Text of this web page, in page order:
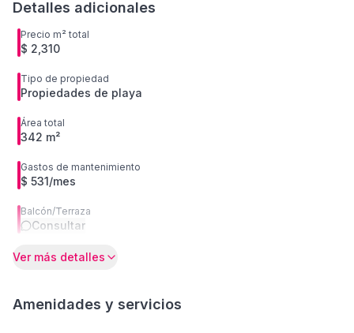
Detalles adicionales
Precio m² total
$ 2,310
Tipo de propiedad
Propiedades de playa
Área total
342 m²
Gastos de mantenimiento
$ 531/mes
Balcón/Terraza
Consultar
Ver más detalles
Amenidades y servicios